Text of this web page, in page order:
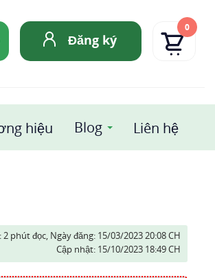
Đăng ký
0
hiệu Blog Liên hệ
phút đọc, Ngày đăng: 15/03/2023 20:08 CH
Cập nhật: 15/10/2023 18:49 CH